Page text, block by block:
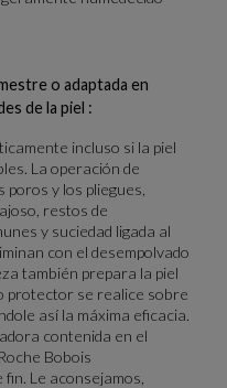
o adaptada en
de la piel :
incluso si la piel
La operación de
poros y los pliegues,
restos de
y suciedad ligada al
con el desempolvado
también prepara la piel
protector se realice sobre
así la máxima eficacia.
contenida en el
Bobois
Le aconsejamos,